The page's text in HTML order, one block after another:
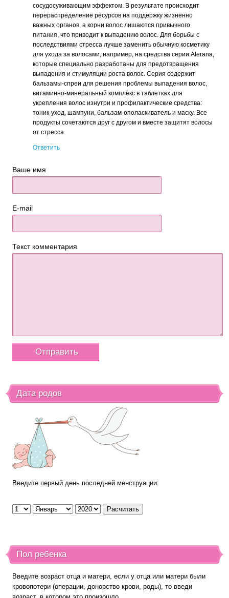
сосудосуживающим эффектом. В результате происходит
перераспределение ресурсов на поддержку жизненно
важных органов, а корни волос лишаются привычного
питания, что приводит к выпадению волос. Для борьбы с
последствиями стресса лучше заменить обычную косметику
для ухода за волосами, например, на средства серии Alerana,
которые специально разработаны для предотвращения
выпадения и стимуляции роста волос. Серия содержит
бальзамы-спреи для решения проблемы выпадения волос,
витаминно-минеральный комплекс в таблетках для
укрепления волос изнутри и профилактические средства:
тоник-уход, шампуни, бальзам-ополаскиватель и маску. Все
продукты сочетаются друг с другом и вместе защитят волосы
от стресса.
Ответить
Ваше имя
E-mail
Текст комментария
Дата родов
Введите первый день последней менструации:
Пол ребенка
Введите возраст отца и матери, если у отца или матери были
кровопотери (операции, донорство крови, роды), то введи